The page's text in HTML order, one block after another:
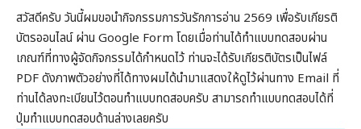
สวัสดีครับ วันนี้ผมขอนำกิจกรรมการวันรักการอ่าน 2569 เพื่อรับเกียรติ
บัตรออนไลน์ ผ่าน Google Form โดยเมื่อท่านได้ทำแบบทดสอบผ่าน
เกณฑ์ที่ทางผู้จัดกิจกรรมได้กำหนดไว้ ท่านจะได้รับเกียรติบัตรเป็นไฟล์
PDF ดังภาพตัวอย่างที่ได้ทางผมได้นำมาแสดงให้ดูไว้ผ่านทาง Email ที่
ท่านได้ลงทะเบียนไว้ตอนทำแบบทดสอบครับ สามารถทำแบบทดสอบได้ที่
ปุ่มทำแบบทดสอบด้านล่างเลยครับ